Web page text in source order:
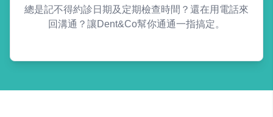
總是記不得約診日期及定期檢查時間？還在用電話來
回溝通？讓Dent&Co幫你通通一指搞定。